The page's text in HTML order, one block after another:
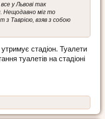
у Львові так
Нещодавно міг то
з Таврією, взяв з собою
стадіон. Туалети
туалетів на стадіоні